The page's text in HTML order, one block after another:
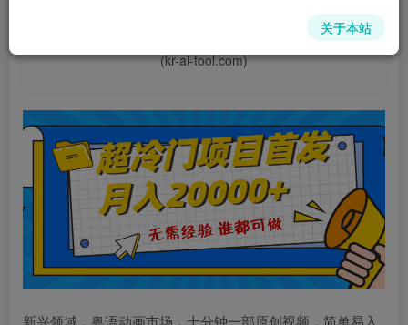
中赚网 - 分享各大收费VIP网赚项目和创业教程 - 狂人资源
(kr-ai-tool.com)
新兴领域，粤语动画市场，十分钟一部原创视频，简单易入
关于本站